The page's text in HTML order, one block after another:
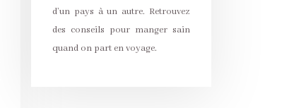
d’un pays à un autre. Retrouvez
des conseils pour manger sain
quand on part en voyage.